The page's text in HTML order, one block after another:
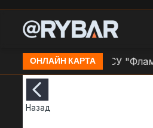
ОНЛАЙН КАРТА
Перехват БЛА ВСУ
Назад